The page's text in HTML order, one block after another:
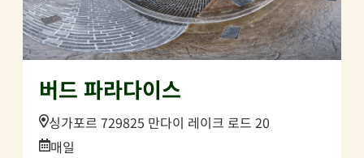
버드 파라다이스
Location:
싱가포르 729825 만다이 레이크 로드 20
Date:
매일